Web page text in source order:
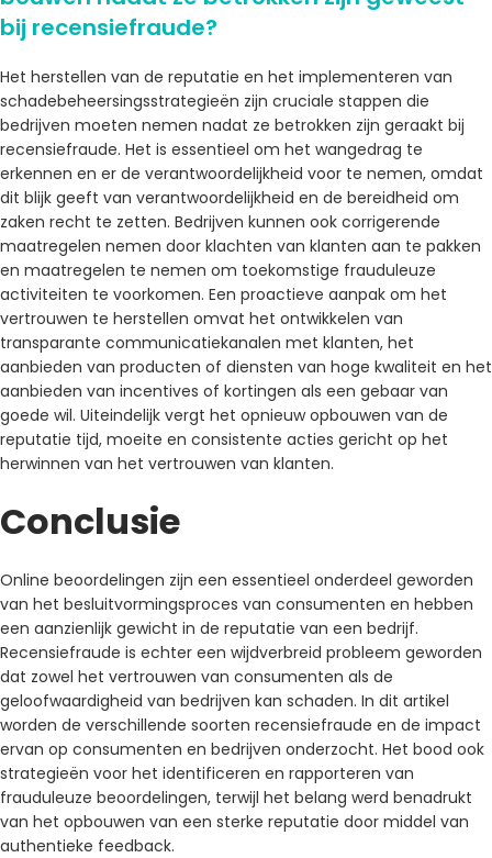
bij recensiefraude?
Het herstellen van de reputatie en het implementeren van
schadebeheersingsstrategieën zijn cruciale stappen die
bedrijven moeten nemen nadat ze betrokken zijn geraakt bij
recensiefraude. Het is essentieel om het wangedrag te
erkennen en er de verantwoordelijkheid voor te nemen, omdat
dit blijk geeft van verantwoordelijkheid en de bereidheid om
zaken recht te zetten. Bedrijven kunnen ook corrigerende
maatregelen nemen door klachten van klanten aan te pakken
en maatregelen te nemen om toekomstige frauduleuze
activiteiten te voorkomen. Een proactieve aanpak om het
vertrouwen te herstellen omvat het ontwikkelen van
transparante communicatiekanalen met klanten, het
aanbieden van producten of diensten van hoge kwaliteit en het
aanbieden van incentives of kortingen als een gebaar van
goede wil. Uiteindelijk vergt het opnieuw opbouwen van de
reputatie tijd, moeite en consistente acties gericht op het
herwinnen van het vertrouwen van klanten.
Conclusie
Online beoordelingen zijn een essentieel onderdeel geworden
van het besluitvormingsproces van consumenten en hebben
een aanzienlijk gewicht in de reputatie van een bedrijf.
Recensiefraude is echter een wijdverbreid probleem geworden
dat zowel het vertrouwen van consumenten als de
geloofwaardigheid van bedrijven kan schaden. In dit artikel
worden de verschillende soorten recensiefraude en de impact
ervan op consumenten en bedrijven onderzocht. Het bood ook
strategieën voor het identificeren en rapporteren van
frauduleuze beoordelingen, terwijl het belang werd benadrukt
van het opbouwen van een sterke reputatie door middel van
authentieke feedback.